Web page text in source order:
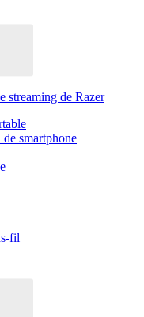
streaming de Razer
smartphone
fil